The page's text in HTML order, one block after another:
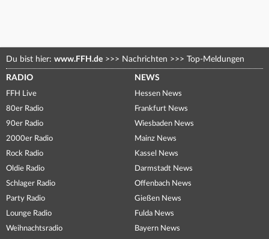
Du bist hier: www.FFH.de >>> Nachrichten >>> Top-Meldungen
RADIO
FFH Live
80er Radio
90er Radio
2000er Radio
Rock Radio
Oldie Radio
Schlager Radio
Party Radio
Lounge Radio
Weihnachtsradio
NEWS
Hessen News
Frankfurt News
Wiesbaden News
Mainz News
Kassel News
Darmstadt News
Offenbach News
Gießen News
Fulda News
Bayern News